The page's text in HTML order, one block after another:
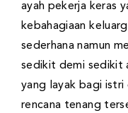
ayah pekerja keras
kebahagiaan
sederhana namun
sedikit demi sedikit
yang layak bagi istri
rencana tenang